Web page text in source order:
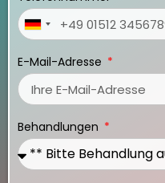
Germany
E-Mail-Adresse
Behandlungen